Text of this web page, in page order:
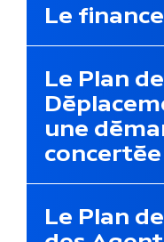
Le
Le Plan de
une
concertée
Le Plan